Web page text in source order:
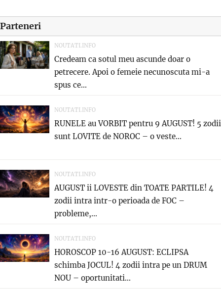
Parteneri
NOUTATI.INFO
Credeam ca sotul meu ascunde doar o
petrecere. Apoi o femeie necunoscuta mi-a
spus ce...
NOUTATI.INFO
RUNELE au VORBIT pentru 9 AUGUST! 5 zodii
sunt LOVITE de NOROC – o veste...
NOUTATI.INFO
AUGUST ii LOVESTE din TOATE PARTILE! 4
zodii intra intr-o perioada de FOC –
probleme,...
NOUTATI.INFO
HOROSCOP 10-16 AUGUST: ECLIPSA
schimba JOCUL! 4 zodii intra pe un DRUM
NOU – oportunitati...